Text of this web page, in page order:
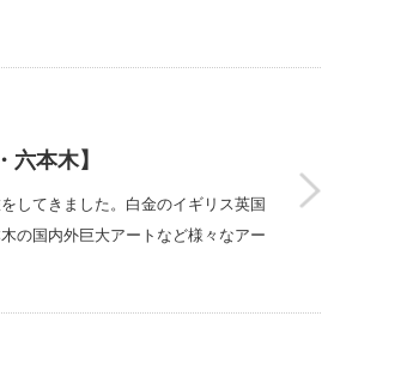
本木】
してきました。白金のイギリス英国
の国内外巨大アートなど様々なアー